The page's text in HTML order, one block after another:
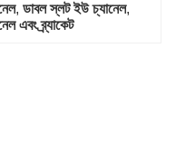
, ডাবল স্লট ইউ চ্যানেল,
এবং ব্র্যাকেট